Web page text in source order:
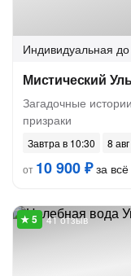
Индивидуальная
Мистический
Загадочные
призраки
Завтра в 10:30
8
от 10 900 ₽за
41 отзыв